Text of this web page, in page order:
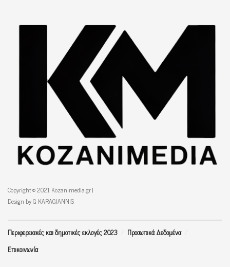
Copyright © 2021 Kozanimedia.gr |
Design by G KARAGIANNIS
Περιφερειακές και δημοτικές εκλογές 2023
Προσωπικά Δεδομένα
Επικοινωνία